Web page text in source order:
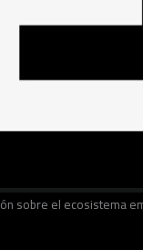
sobre el ecosistema